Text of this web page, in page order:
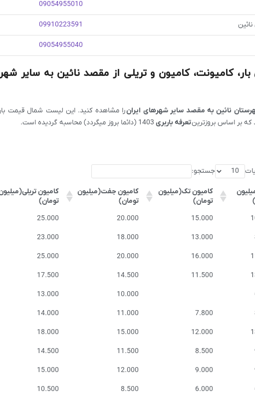
09054955010
09910223591
09054955040
بار، کامیونت، کامیون و تریلی از مقصد نائین به سایر
نائین به مقصد سایر شهرهای ایرانرا مشاهده کنید. این لیست شمال قیمت
که بر اساس بروزترینتعرفه باربری 1403 (دائما بروز میگردد) محاسبه گردیده است.
جستجو:
کامیون تک(میلیون
تومان)
کامیون جفت(میلیون
تومان)
کامیون
تومان)
کامیون تک(میلیون
تومان)
کامیون جفت(میلیون
تومان)
کامیون تریلی(میلیون
تومان)
15.000
20.000
25.000
13.000
18.000
23.000
16.000
20.000
25.000
11.500
14.500
17.500
10.000
13.000
7.800
11.000
14.000
12.000
15.000
18.000
8.500
11.500
14.500
9.000
12.000
15.000
6.000
8.500
10.500